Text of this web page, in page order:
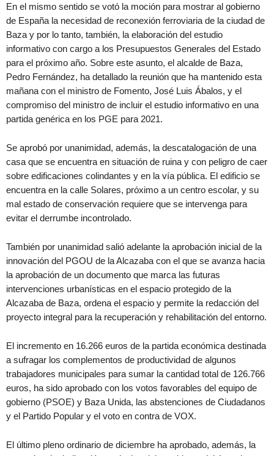
En el mismo sentido se votó la moción para mostrar al gobierno
de España la necesidad de reconexión ferroviaria de la ciudad de
Baza y por lo tanto, también, la elaboración del estudio
informativo con cargo a los Presupuestos Generales del Estado
para el próximo año. Sobre este asunto, el alcalde de Baza,
Pedro Fernández, ha detallado la reunión que ha mantenido esta
mañana con el ministro de Fomento, José Luis Ábalos, y el
compromiso del ministro de incluir el estudio informativo en una
partida genérica en los PGE para 2021.
Se aprobó por unanimidad, además, la descatalogación de una
casa que se encuentra en situación de ruina y con peligro de caer
sobre edificaciones colindantes y en la vía pública. El edificio se
encuentra en la calle Solares, próximo a un centro escolar, y su
mal estado de conservación requiere que se intervenga para
evitar el derrumbe incontrolado.
También por unanimidad salió adelante la aprobación inicial de la
innovación del PGOU de la Alcazaba con el que se avanza hacia
la aprobación de un documento que marca las futuras
intervenciones urbanísticas en el espacio protegido de la
Alcazaba de Baza, ordena el espacio y permite la redacción del
proyecto integral para la recuperación y rehabilitación del entorno.
El incremento en 16.266 euros de la partida económica destinada
a sufragar los complementos de productividad de algunos
trabajadores municipales para sumar la cantidad total de 126.766
euros, ha sido aprobado con los votos favorables del equipo de
gobierno (PSOE) y Baza Unida, las abstenciones de Ciudadanos
y el Partido Popular y el voto en contra de VOX.
El último pleno ordinario de diciembre ha aprobado, además, la